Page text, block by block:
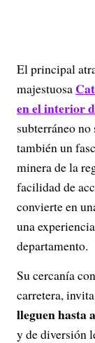
El principal
majestuosa
en el interior
subterráneo
también un
minera de la
facilidad de
convierte en
una
departamento.
Su cercanía
carretera,
lleguen hasta
y de diversión